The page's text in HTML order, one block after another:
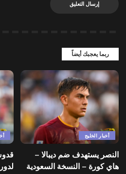
ربما يعجبك أيضاً
أخبار الخليج
النصر يستهدف ضم ديبالا –
هاي كورة – النسخة السعودية